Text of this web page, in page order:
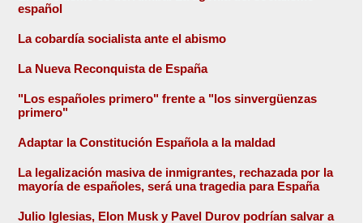
español
La cobardía socialista ante el abismo
La Nueva Reconquista de España
"Los españoles primero" frente a "los sinvergüenzas
primero"
Adaptar la Constitución Española a la maldad
La legalización masiva de inmigrantes, rechazada por la
mayoría de españoles, será una tragedia para España
Julio Iglesias, Elon Musk y Pavel Durov podrían salvar a